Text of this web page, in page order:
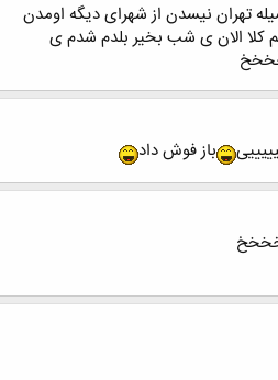
تهران نیسدن از شهرای دیگه اومدن
کلا الان ی شب بخیر بلدم شدم ی
باز فوش داد
خخخخ